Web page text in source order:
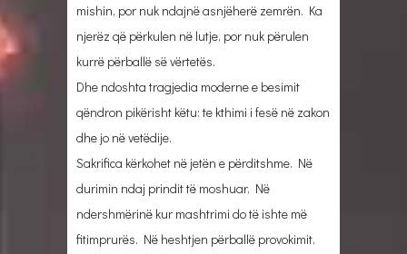
mishin, por nuk ndajnë asnjëherë zemrën. Ka
njerëz që përkulen në lutje, por nuk përulen
kurrë përballë së vërtetës.
Dhe ndoshta tragjedia moderne e besimit
qëndron pikërisht këtu: te kthimi i fesë në zakon
dhe jo në vetëdije.
Sakrifica kërkohet në jetën e përditshme. Në
durimin ndaj prindit të moshuar. Në
ndershmërinë kur mashtrimi do të ishte më
fitimprurës. Në heshtjen përballë provokimit.